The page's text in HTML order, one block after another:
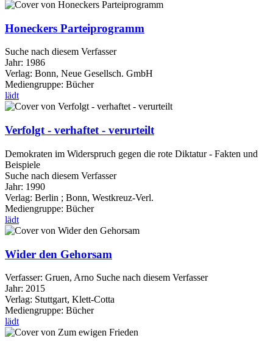
Honeckers Parteiprogramm
Suche nach diesem Verfasser
Jahr: 1986
Verlag: Bonn, Neue Gesellsch. GmbH
Mediengruppe: Bücher
lädt
Verfolgt - verhaftet - verurteilt
Demokraten im Widerspruch gegen die rote Diktatur - Fakten und
Beispiele
Suche nach diesem Verfasser
Jahr: 1990
Verlag: Berlin ; Bonn, Westkreuz-Verl.
Mediengruppe: Bücher
lädt
Wider den Gehorsam
Verfasser: Gruen, Arno Suche nach diesem Verfasser
Jahr: 2015
Verlag: Stuttgart, Klett-Cotta
Mediengruppe: Bücher
lädt